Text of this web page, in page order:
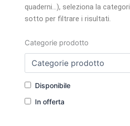
quaderni…), seleziona la
sotto per filtrare i risultati.
Categorie prodotto
Disponibile
In offerta